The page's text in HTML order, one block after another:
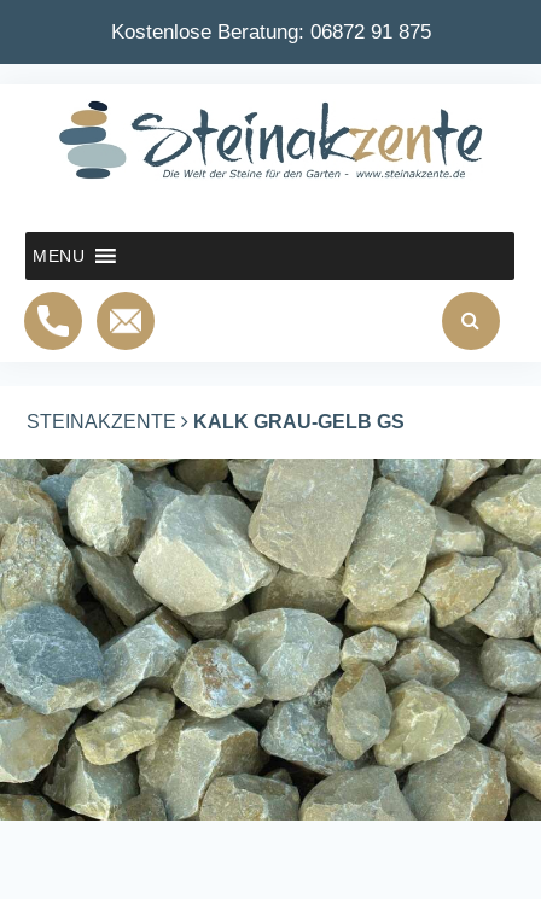
Kostenlose Beratung: 06872 91 875
MENU
STEINAKZENTE KALK GRAU-GELB GS